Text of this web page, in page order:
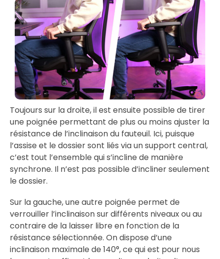
Toujours sur la droite, il est ensuite possible de tirer
une poignée permettant de plus ou moins ajuster la
résistance de l’inclinaison du fauteuil. Ici, puisque
l’assise et le dossier sont liés via un support central,
c’est tout l’ensemble qui s’incline de manière
synchrone. Il n’est pas possible d’incliner seulement
le dossier.
Sur la gauche, une autre poignée permet de
verrouiller l’inclinaison sur différents niveaux ou au
contraire de la laisser libre en fonction de la
résistance sélectionnée. On dispose d’une
inclinaison maximale de 140°, ce qui est pour nous